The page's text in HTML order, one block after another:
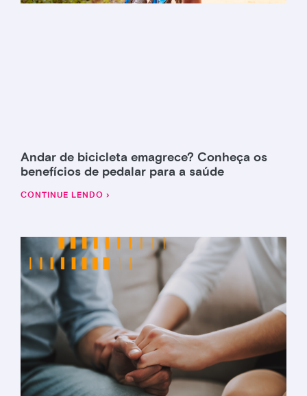
Andar de bicicleta emagrece? Conheça os
benefícios de pedalar para a saúde
CONTINUE LENDO ›